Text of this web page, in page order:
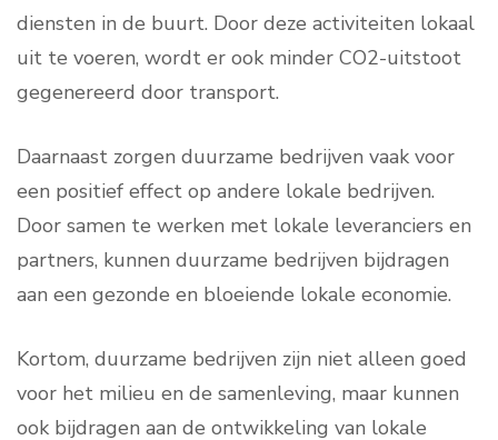
diensten in de buurt. Door deze activiteiten lokaal
uit te voeren, wordt er ook minder CO2-uitstoot
gegenereerd door transport.
Daarnaast zorgen duurzame bedrijven vaak voor
een positief effect op andere lokale bedrijven.
Door samen te werken met lokale leveranciers en
partners, kunnen duurzame bedrijven bijdragen
aan een gezonde en bloeiende lokale economie.
Kortom, duurzame bedrijven zijn niet alleen goed
voor het milieu en de samenleving, maar kunnen
ook bijdragen aan de ontwikkeling van lokale